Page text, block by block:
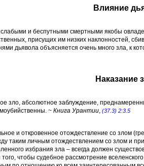
Влияние
слабыми и беспутными смертными якобы
присущих им низких наклонностей,
дьявола объясняется очень много зла, к
Наказание
зло, абсолютное заблуждение,
~ Книга Урантии, (37.3) 2:3.5
и откровенное отождествление со злом
таким личным отождествлением со злом и
избрания зла – всегда должен
чтобы судебное рассмотрение